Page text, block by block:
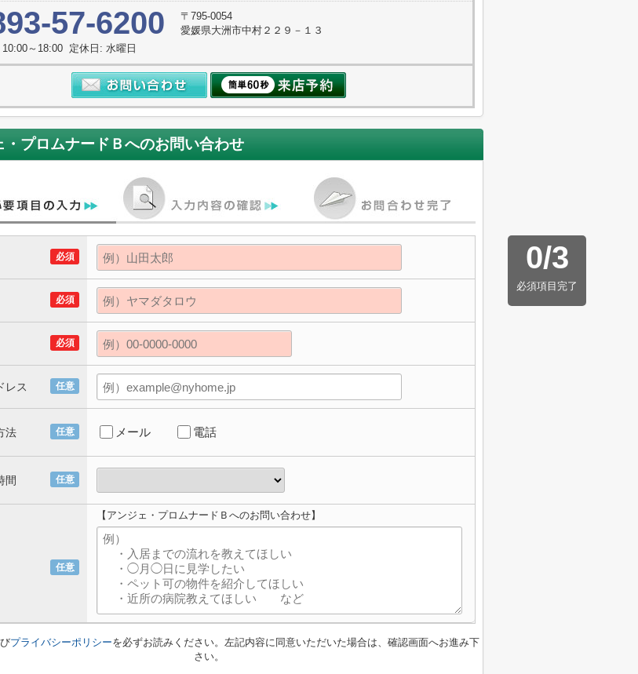
57-6200
〒795-0054
愛媛県大洲市中村２２９－１３
10:00～18:00 定休日: 水曜日
・プロムナードＢへのお問い合わせ
0/3
必須項目完了
必須
必須
必須
任意
レス
任意
法 メール 電話
任意
間
任意
【アンジェ・プロムナードＢへのお問い合わせ】
プライバシーポリシーを必ずお読みください。左記内容に同意いただいた場合は、確認画面へお進み下
さい。